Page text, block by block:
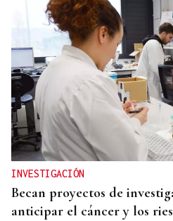
INVESTIGACIÓN
Becan proyectos de
anticipar el cáncer y los